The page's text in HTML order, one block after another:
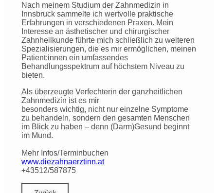
Nach meinem Studium der Zahnmedizin in
Innsbruck sammelte ich wertvolle praktische
Erfahrungen in verschiedenen Praxen. Mein
Interesse an ästhetischer und chirurgischer
Zahnheilkunde führte mich schließlich zu weiteren
Spezialisierungen, die es mir ermöglichen, meinen
Patient:innen ein umfassendes
Behandlungsspektrum auf höchstem Niveau zu
bieten.
Als überzeugte Verfechterin der ganzheitlichen
Zahnmedizin ist es mir
besonders wichtig, nicht nur einzelne Symptome
zu behandeln, sondern den gesamten Menschen
im Blick zu haben – denn (Darm)Gesund beginnt
im Mund.
Mehr Infos/Terminbuchen
www.diezahnaerztinn.at
+43512/587875